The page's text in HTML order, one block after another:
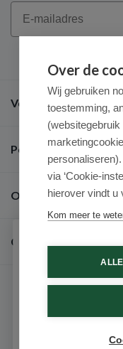
Email
Veel gestelde vragen
Populaire merken
Over ons
Contact
Over de
Wij gebruiken
toestemming,
via ‘Cookie-
hierover vindt u
Kom meer te
Schrijf je
Ontvang als eerste